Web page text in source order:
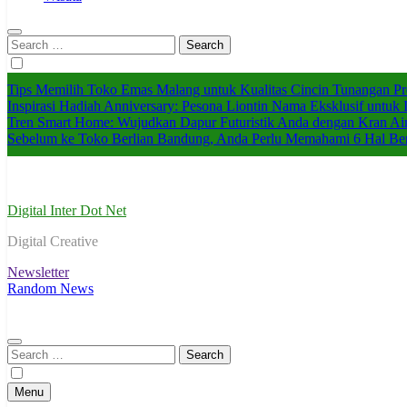
Search
for:
Tips Memilih Toko Emas Malang untuk Kualitas Cincin Tunangan
Inspirasi Hadiah Anniversary: Pesona Liontin Nama Eksklusif untuk
Tren Smart Home: Wujudkan Dapur Futuristik Anda dengan Kran
Sebelum ke Toko Berlian Bandung, Anda Perlu Memahami 6 Hal
Digital Inter Dot Net
Digital Creative
Newsletter
Random News
Search
for:
Menu